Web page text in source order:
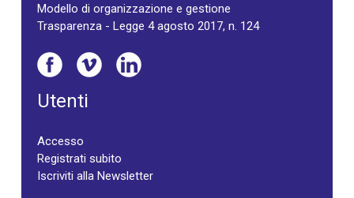
Modello di organizzazione e gestione
Trasparenza - Legge 4 agosto 2017, n. 124
Utenti
Accesso
Registrati subito
Iscriviti alla Newsletter